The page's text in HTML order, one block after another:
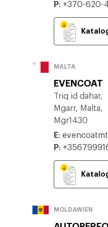
P: +370-620-
MALTA
EVENCOAT
Triq id dahar,
Mgarr, Malta,
Mgr1430
E:
P:
MOLDAWIEN